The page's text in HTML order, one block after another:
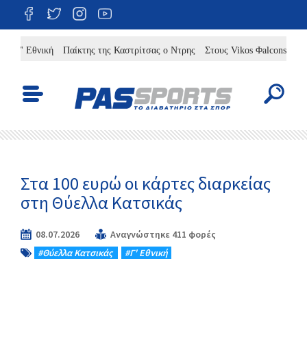
Εθνική Παίκτης της Καστρίτσας ο Ντρης Στους Vikos Φalcons ο
Στα 100 ευρώ οι κάρτες διαρκείας
στη Θύελλα Κατσικάς
08.07.2026
Αναγνώστηκε 411 φορές
#Θύελλα Κατσικάς
#Γ' Εθνική